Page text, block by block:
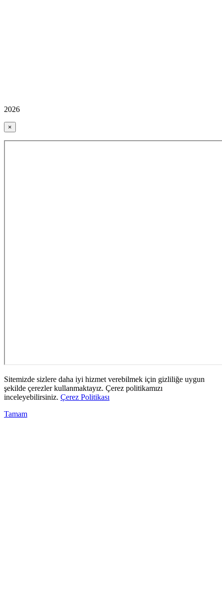
2026
×
Sitemizde sizlere daha iyi hizmet verebilmek için gizliliğe uygun
şekilde çerezler kullanmaktayız. Çerez politikamızı
inceleyebilirsiniz. Çerez Politikası
Tamam